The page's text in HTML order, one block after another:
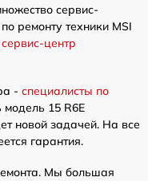
сервис-
ремонту техники MSI
центр
- специалисты по
модель 15 R6E
новой задачей. На все
гарантия.
Мы большая